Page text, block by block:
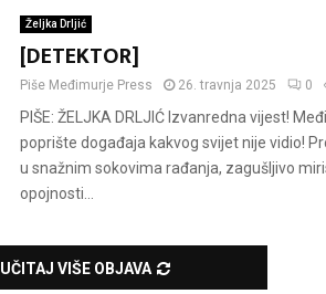
Željka Drljić
[DETEKTOR]
Piše Međimurje Press 26. travnja 2025 0
PIŠE: ŽELJKA DRLJIĆ Izvanredna vijest!
poprište događaja kakvog svijet nije vidio!
u snažnim sokovima rađanja, zagušljivo
opojnosti...
UČITAJ VIŠE OBJAVA